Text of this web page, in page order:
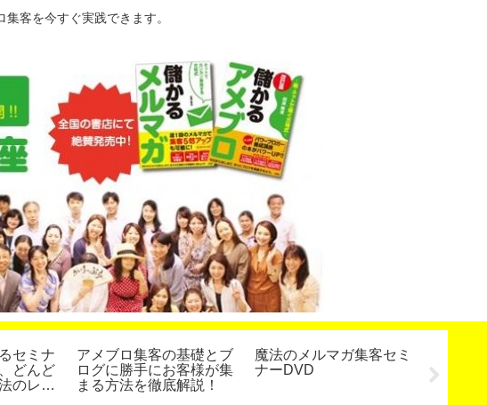
客を今すぐ実践できます。
セミナ
どんど
のレッ
アメブロ集客の基礎とブ
ログに勝手にお客様が集
まる方法を徹底解説！
魔法のメルマガ集客セミ
ナーDVD
ネット
ブロガ